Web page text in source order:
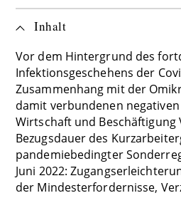
Inhalt
Vor dem Hintergrund des
Infektionsgeschehens der
Zusammenhang mit der
damit verbundenen
Wirtschaft und Beschäftigung
Bezugsdauer des
pandemiebedingter
Juni 2022:
der Mindesterfordernisse,